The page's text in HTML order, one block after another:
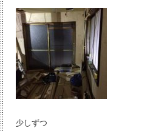
少しずつ